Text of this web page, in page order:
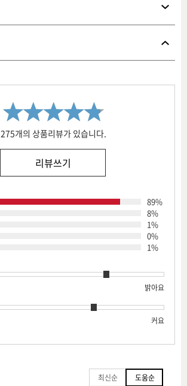
275개의 상품리뷰가 있습니다.
리뷰쓰기
89%
8%
1%
0%
1%
밝아요
커요
최신순 도움순